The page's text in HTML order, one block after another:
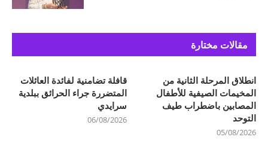
مقالات مختارة
قافلة تضامنية لفائدة العائلات
المتضررة جراء الحرائق ببلدية
سرايدي
06/08/2026
انطلاق المرحلة الثانية من
المخيمات الصيفية للأطفال
المصابين باضطراب طيف
التوحد
05/08/2026